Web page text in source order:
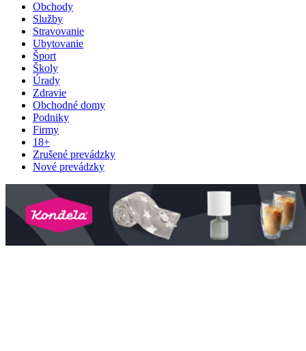
Obchody
Služby
Stravovanie
Ubytovanie
Šport
Školy
Úrady
Zdravie
Obchodné domy
Podniky
Firmy
18+
Zrušené prevádzky
Nové prevádzky